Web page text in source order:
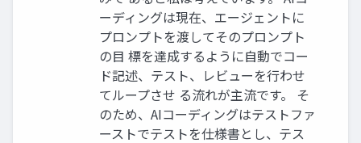
ーディングは現在、エージェントに
プロンプトを渡してそのプロンプト
の目 標を達成するように自動でコー
ド記述、テスト、レビューを行わせ
てループさせ る流れが主流です。 そ
のため、AIコーディングはテストファ
ーストでテストを仕様書とし、テス